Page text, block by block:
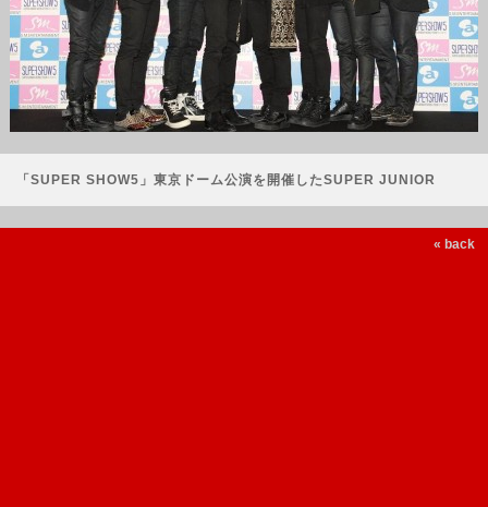
「SUPER SHOW5」東京ドーム公演を開催したSUPER JUNIOR
« back